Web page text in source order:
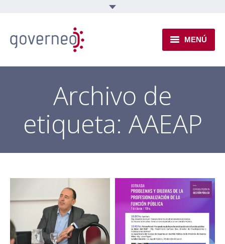
MENÚ
INSTITUCIONAL
EJES TEMÁTICOS
NOVEDADES
Archivo de
etiqueta: AAEAP